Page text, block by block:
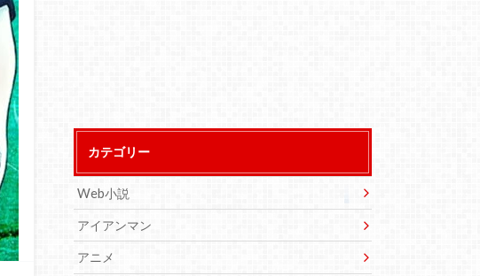
カテゴリー
Web小説
アイアンマン
アニメ